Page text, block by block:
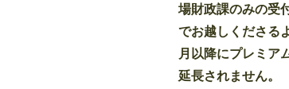
場財政課のみの受
でお越しくださる
月以降にプレミア
延長されません。